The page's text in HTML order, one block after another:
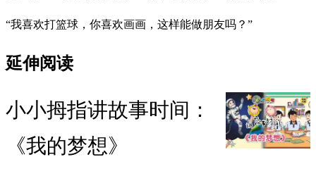
“我喜欢打篮球，你喜欢画画，这样能做朋友吗？”
延伸阅读
小小拇指讲故事时间：
《我的梦想》